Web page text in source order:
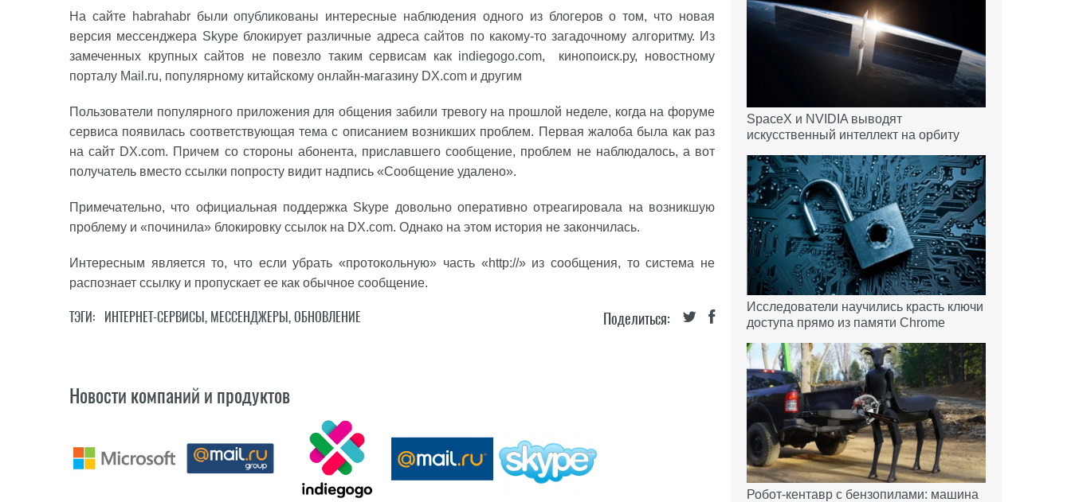
На сайте habrahabr былиопубликованы интересные наблюдения одного из блогеров о том, что новая
версия мессенджера Skypeблокирует различные адреса сайтов по какому-то загадочному алгоритму. Из
замеченных крупных сайтов не повезло таким сервисам как indiegogo.com, кинопоиск.ру, новостному
порталу Mail.ru, популярному китайскому онлайн-магазину DX.com и другим
Пользователи популярного приложения для общения забили тревогу на прошлой неделе, когда на форуме
сервиса появилась соответствующая тема с описанием возникших проблем. Первая жалоба была как раз
на сайт DX.com. Причем со стороны абонента, приславшего сообщение, проблем не наблюдалось, а вот
получатель вместо ссылки попросту видит надпись «Сообщение удалено».
Примечательно, что официальная поддержка Skype довольно оперативно отреагировала на возникшую
проблему и «починила» блокировку ссылок на DX.com. Однако на этом история не закончилась.
Интересным является то, что если убрать «протокольную» часть «http://» из сообщения, то система не
распознает ссылку и пропускает ее как обычное сообщение.
Поделиться:
ТЭГИ: ИНТЕРНЕТ-СЕРВИСЫ, МЕССЕНДЖЕРЫ,ОБНОВЛЕНИЕ
Новости компаний и продуктов
SpaceX и NVIDIA выводят
искусственный интеллект на орбиту
Исследователи научились красть ключи
доступа прямо из памяти Chrome
Робот-кентавр с бензопилами: машина